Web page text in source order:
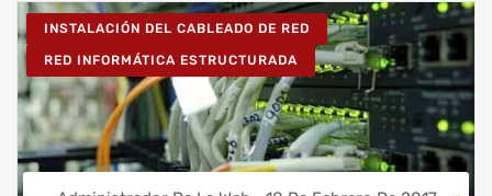
INSTALACIÓN DEL CABLEADO DE RED
RED INFORMÁTICA ESTRUCTURADA